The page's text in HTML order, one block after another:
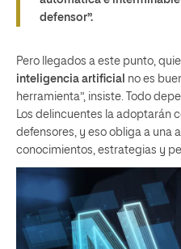
defensor”.
Pero llegados a este punto,
inteligencia artificial no es
herramienta”, insiste. Todo
Los delincuentes la adoptarán
defensores, y eso obliga a una
conocimientos, estrategias y